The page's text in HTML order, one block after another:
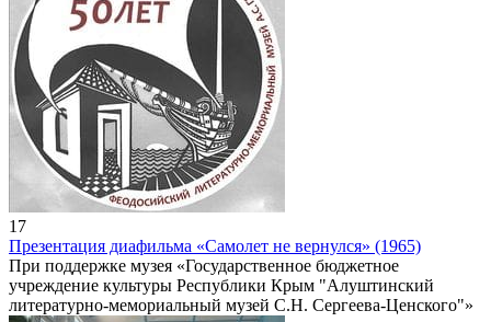
17
Презентация диафильма «Самолет не вернулся» (1965)
При поддержке музея «Государственное бюджетное
учреждение культуры Республики Крым "Алуштинский
литературно-мемориальный музей С.Н. Сергеева-Ценского"»